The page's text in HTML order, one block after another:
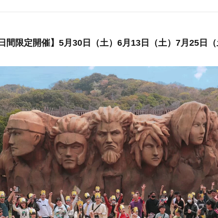
間限定開催】5月30日（土）6月13日（土）7月25日